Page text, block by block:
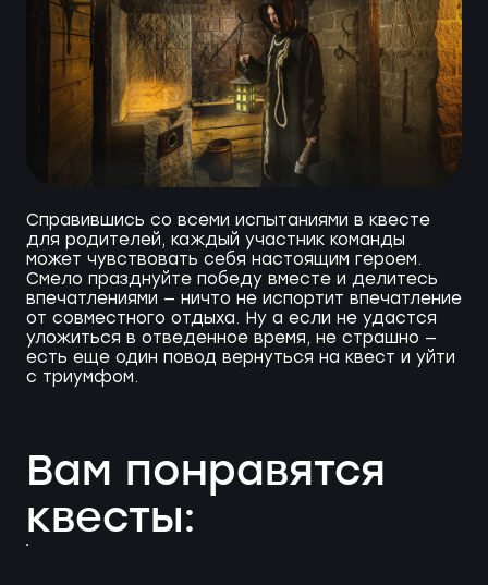
Справившись со всеми испытаниями в квесте
для родителей, каждый участник команды
может чувствовать себя настоящим героем.
Смело празднуйте победу вместе и делитесь
впечатлениями — ничто не испортит впечатление
от совместного отдыха. Ну а если не удастся
уложиться в отведенное время, не страшно —
есть еще один повод вернуться на квест и уйти
с триумфом.
Вам понравятся
квесты: